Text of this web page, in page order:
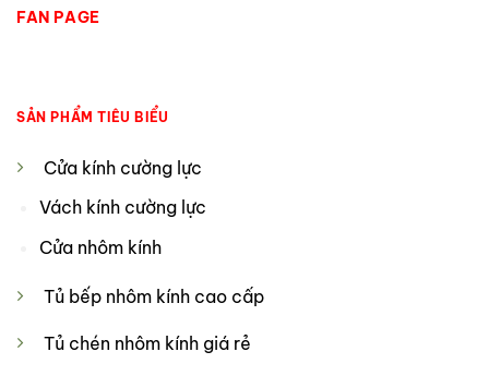
FAN PAGE
SẢN PHẨM TIÊU BIỂU
Cửa kính cường lực
Vách kính cường lực
Cửa nhôm kính
Tủ bếp nhôm kính cao cấp
Tủ chén nhôm kính giá rẻ